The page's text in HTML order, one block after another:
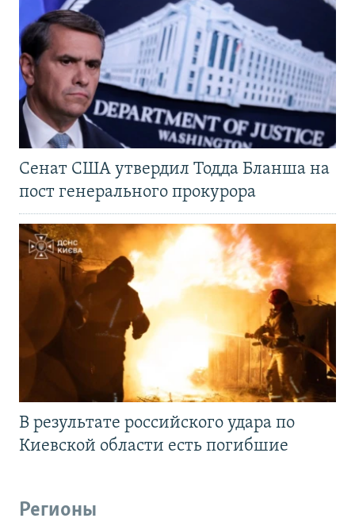
Сенат США утвердил Тодда Бланша на
пост генерального прокурора
В результате российского удара по
Киевской области есть погибшие
Регионы